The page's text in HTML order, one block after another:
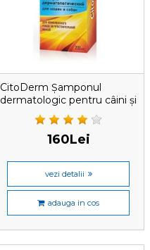
CitoDerm Șamponul
dermatologic pentru câini și
pisici, 200 ml
160Lei
vezi detalii
adauga in cos